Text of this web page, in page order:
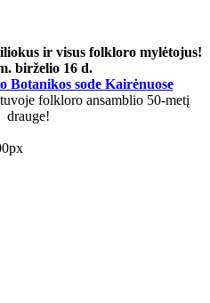
ir visus folkloro mylėtojus!
birželio 16 d.
Botanikos sode Kairėnuose
folkloro ansamblio 50-metį
drauge!